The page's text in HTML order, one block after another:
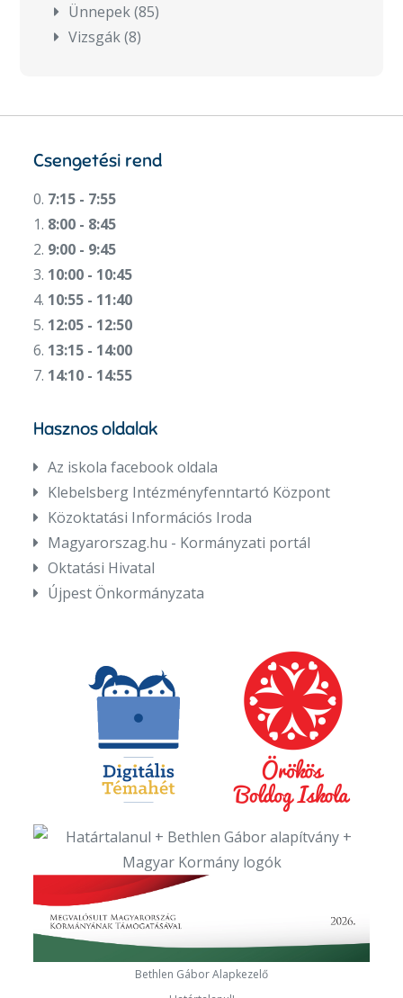
Ünnepek(85)
Vizsgák(8)
Csengetési rend
0. 7:15 - 7:55
1. 8:00 - 8:45
2. 9:00 - 9:45
3. 10:00 - 10:45
4. 10:55 - 11:40
5. 12:05 - 12:50
6. 13:15 - 14:00
7. 14:10 - 14:55
Hasznos oldalak
Az iskola facebook oldala
Klebelsberg Intézményfenntartó Központ
Közoktatási Információs Iroda
Magyarorszag.hu - Kormányzati portál
Oktatási Hivatal
Újpest Önkormányzata
Bethlen Gábor Alapkezelő